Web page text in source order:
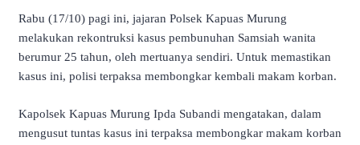
Rabu (17/10) pagi ini, jajaran Polsek Kapuas Murung
melakukan rekontruksi kasus pembunuhan Samsiah wanita
berumur 25 tahun, oleh mertuanya sendiri. Untuk memastikan
kasus ini, polisi terpaksa membongkar kembali makam korban.
Kapolsek Kapuas Murung Ipda Subandi mengatakan, dalam
mengusut tuntas kasus ini terpaksa membongkar makam korban